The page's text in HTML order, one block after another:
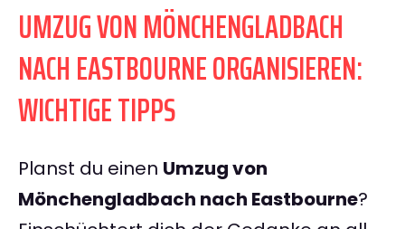
UMZUG VON MÖNCHENGLADBACH
NACH EASTBOURNE ORGANISIEREN:
WICHTIGE TIPPS
Planst du einen Umzug von
Mönchengladbach nach Eastbourne?